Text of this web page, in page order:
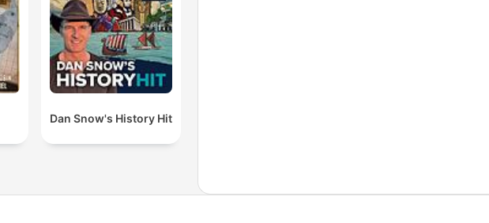
Dan Snow's History Hit